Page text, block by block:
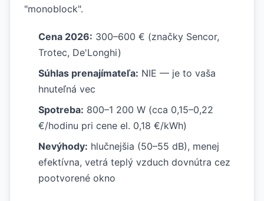
"monoblock".
Cena 2026: 300–600 € (značky Sencor,
Trotec, De'Longhi)
Súhlas prenajímateľa: NIE — je to vaša
hnuteľná vec
Spotreba: 800–1 200 W (cca 0,15–0,22
€/hodinu pri cene el. 0,18 €/kWh)
Nevýhody: hlučnejšia (50–55 dB), menej
efektívna, vetrá teplý vzduch dovnútra cez
pootvorené okno